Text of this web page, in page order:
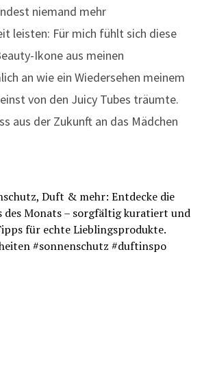
niemand mehr
leisten: Für mich fühlt sich diese
Ikone aus meinen
an wie ein Wiedersehen meinem
von den Juicy Tubes träumte.
aus der Zukunft an das Mädchen